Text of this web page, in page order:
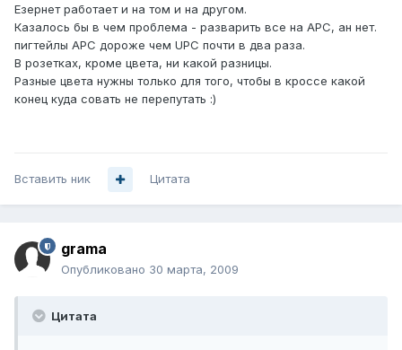
Езернет работает и на том и на другом.
Казалось бы в чем проблема - разварить все на АРС, ан нет.
пигтейлы АРС дороже чем UРС почти в два раза.
В розетках, кроме цвета, ни какой разницы.
Разные цвета нужны только для того, чтобы в кроссе какой
конец куда совать не перепутать :)
Вставить ник Цитата
grama
Опубликовано 30 марта, 2009
Цитата